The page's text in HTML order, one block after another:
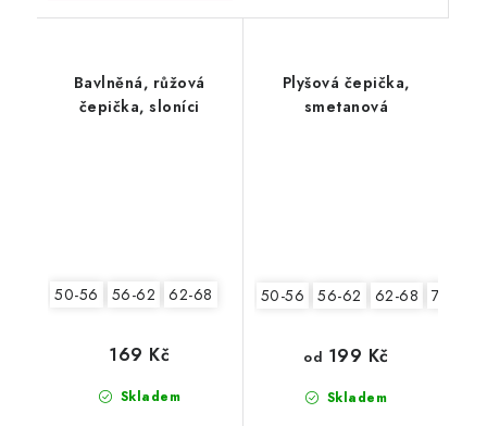
Bavlněná, růžová
čepička, sloníci
50-56 56-62 62-68
Skladem
169 Kč
Plyšová čepička,
smetanová
50-56 56-62 62-68 74-80
Skladem
od 199 Kč